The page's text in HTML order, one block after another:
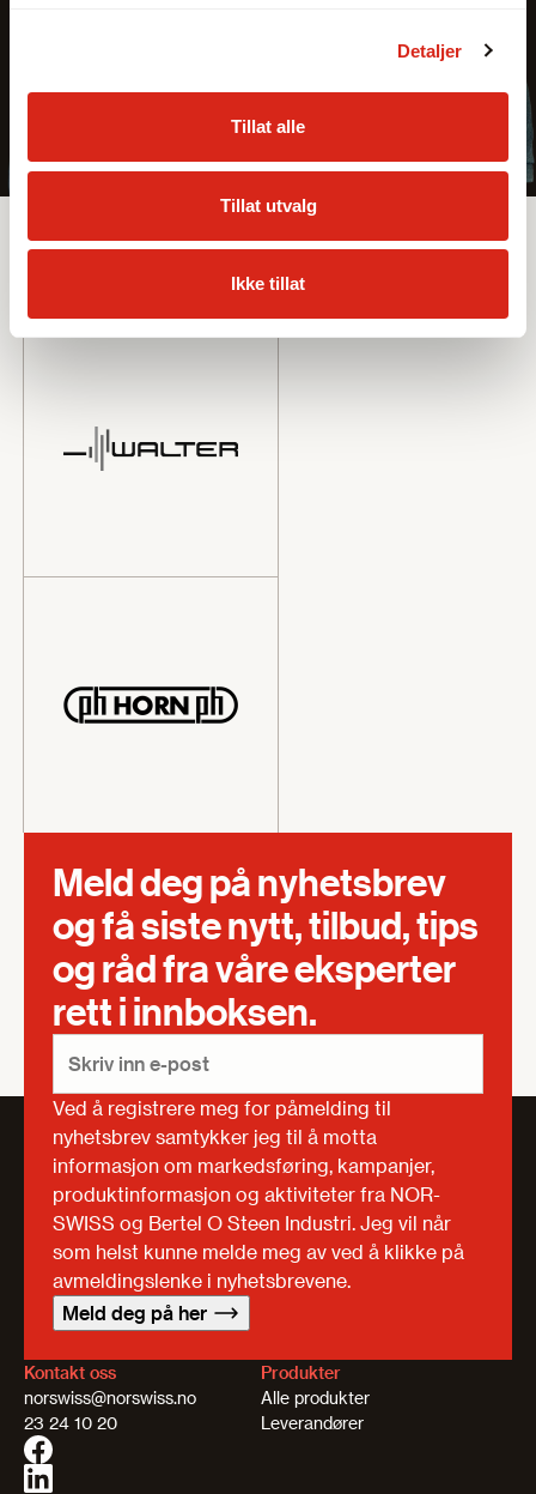
Detaljer
Tillat alle
Tillat utvalg
Ikke tillat
Leverandører
Meld deg på nyhetsbrev
og få siste nytt, tilbud, tips
og råd fra våre eksperter
rett i innboksen.
Ved å registrere meg for påmelding til
nyhetsbrev samtykker jeg til å motta
informasjon om markedsføring, kampanjer,
produktinformasjon og aktiviteter fra NOR-
SWISS og Bertel O Steen Industri. Jeg vil når
som helst kunne melde meg av ved å klikke på
avmeldingslenke i nyhetsbrevene.
Meld deg på her
Kontakt oss
norswiss@norswiss.no
23 24 10 20
Produkter
Alle produkter
Leverandører